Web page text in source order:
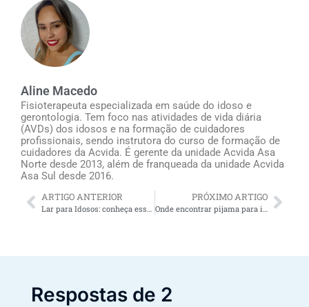
Aline Macedo
Fisioterapeuta especializada em saúde do idoso e
gerontologia. Tem foco nas atividades de vida diária
(AVDs) dos idosos e na formação de cuidadores
profissionais, sendo instrutora do curso de formação de
cuidadores da Acvida. É gerente da unidade Acvida Asa
Norte desde 2013, além de franqueada da unidade Acvida
Asa Sul desde 2016.
ARTIGO ANTERIOR PRÓXIMO ARTIGO
Respostas de 2